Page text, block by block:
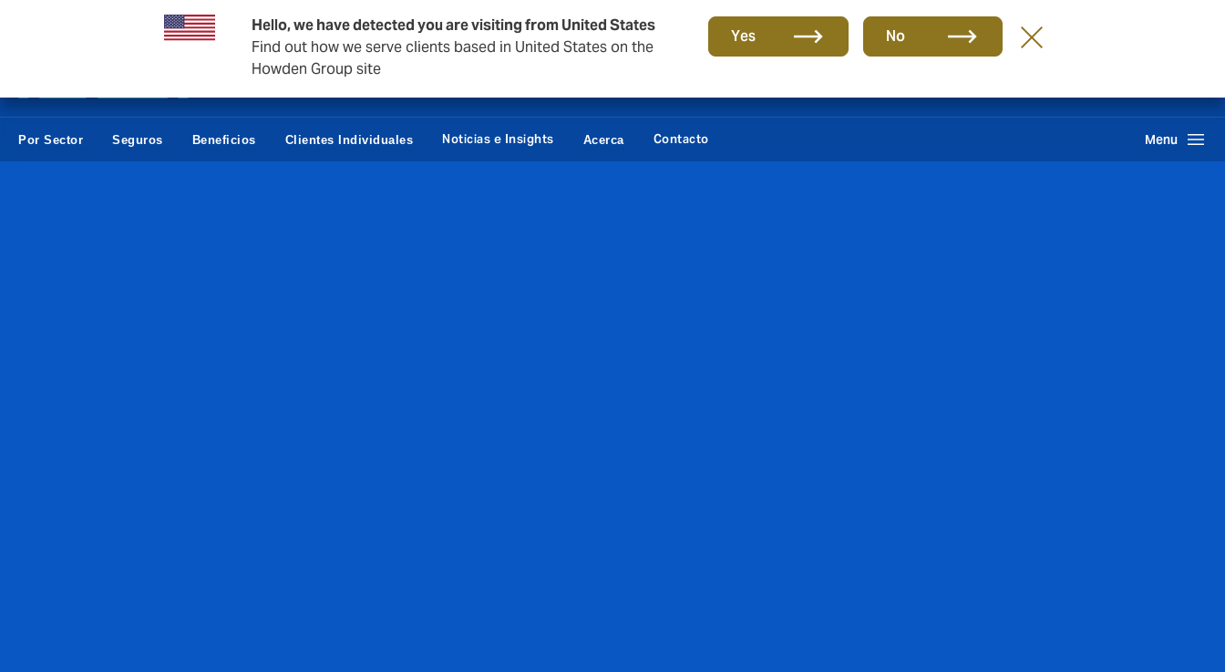
Hello, we have detected you are visiting from United States
Find out how we serve clients based in United States on the
Howden Group site
Yes No
Negocios y Corporativos Negocios Estatales Reaseguro
Por Sector Seguros Beneficios Clientes Individuales Noticias e Insights Acerca Contacto Menu